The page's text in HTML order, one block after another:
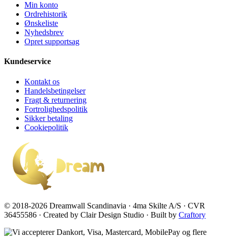
Min konto
Ordrehistorik
Ønskeliste
Nyhedsbrev
Opret supportsag
Kundeservice
Kontakt os
Handelsbetingelser
Fragt & returnering
Fortrolighedspolitik
Sikker betaling
Cookiepolitik
© 2018-2026 Dreamwall Scandinavia · 4ma Skilte A/S · CVR
36455586 · Created by Clair Design Studio · Built by Craftory